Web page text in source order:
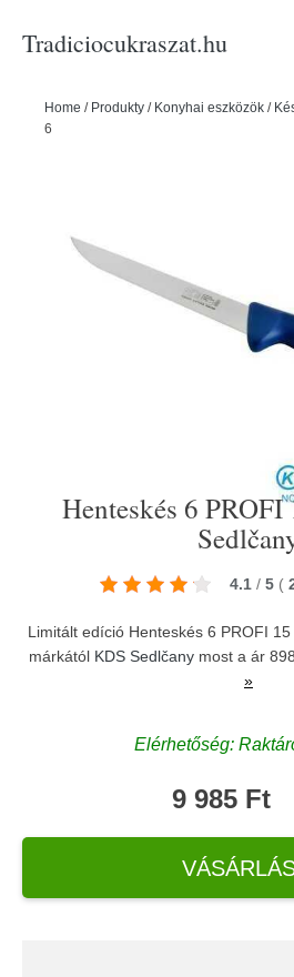
Tradiciocukraszat.hu
Home / Produkty / Konyhai eszközök /
6 PROFI 15 cm - KDS Sedlčany
Henteskés 6
4.1 / 5 (
Limitált edíció Henteskés 6 PROFI
márkától KDS Sedlčanymost a ár
»
Elérhetőség:
9 985 Ft